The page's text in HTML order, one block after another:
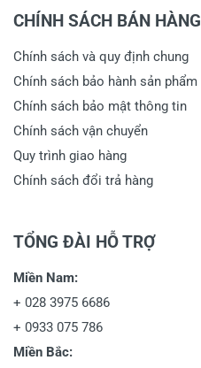
CHÍNH SÁCH BÁN HÀNG
Chính sách và quy định chung
Chính sách bảo hành sản phẩm
Chính sách bảo mật thông tin
Chính sách vận chuyển
Quy trình giao hàng
Chính sách đổi trả hàng
TỔNG ĐÀI HỖ TRỢ
Miền Nam:
+ 028 3975 6686
+ 0933 075 786
Miền Bắc: